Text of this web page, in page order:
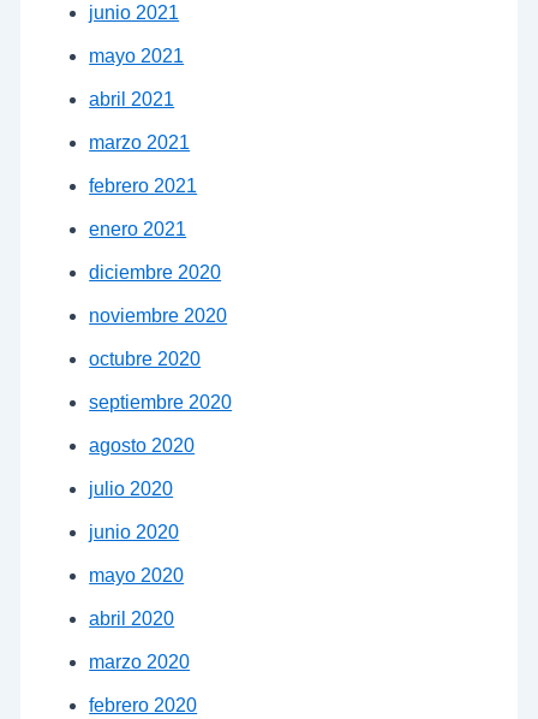
junio 2021
mayo 2021
abril 2021
marzo 2021
febrero 2021
enero 2021
diciembre 2020
noviembre 2020
octubre 2020
septiembre 2020
agosto 2020
julio 2020
junio 2020
mayo 2020
abril 2020
marzo 2020
febrero 2020